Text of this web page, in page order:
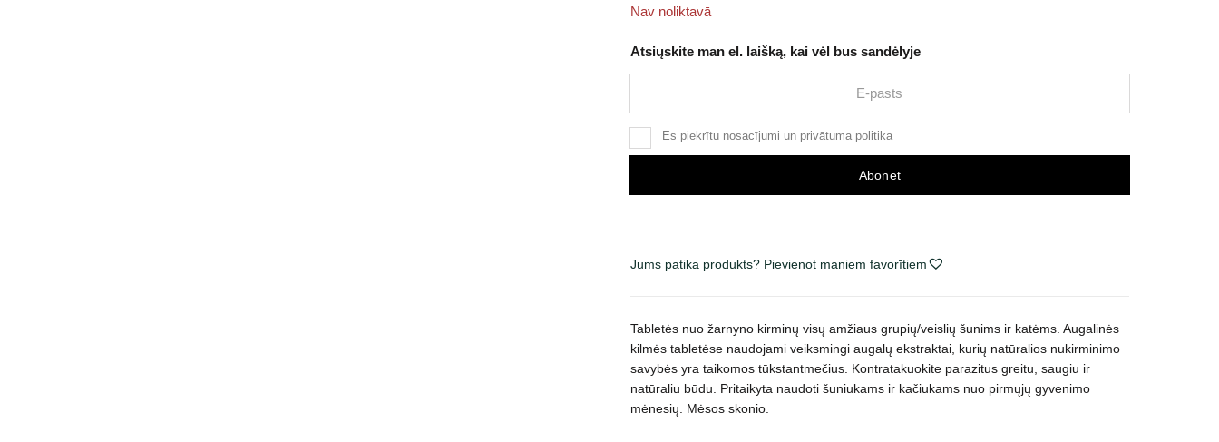
Nav noliktavā
Atsiųskite man el. laišką, kai vėl bus sandėlyje
Es piekrītu nosacījumi un privātuma politika
Abonēt
Jums patika produkts? Pievienot maniem favorītiem
Tabletės nuo žarnyno kirminų visų amžiaus grupių/veislių šunims ir katėms. Augalinės
kilmės tabletėse naudojami veiksmingi augalų ekstraktai, kurių natūralios nukirminimo
savybės yra taikomos tūkstantmečius. Kontratakuokite parazitus greitu, saugiu ir
natūraliu būdu. Pritaikyta naudoti šuniukams ir kačiukams nuo pirmųjų gyvenimo
mėnesių. Mėsos skonio.